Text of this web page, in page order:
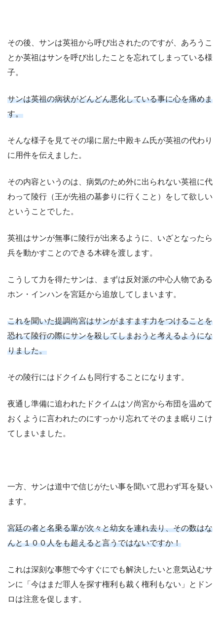
その後、サンは英祖から呼び出されたのですが、あろうこ
とか英祖はサンを呼び出したことを忘れてしまっている様
子。
サンは英祖の病状がどんどん悪化している事に心を痛めま
す。
そんな様子を見てその場に居た中殿キム氏が英祖の代わり
に用件を伝えました。
その内容というのは、病気のため外に出られない英祖に代
わって陵行（王が先祖の墓参りに行くこと）をして欲しい
ということでした。
英祖はサンが無事に陵行が出来るように、いざとなったら
兵を動かすことのできる木碑を渡します。
こうして力を得たサンは、まずは反対派の中心人物である
ホン・インハンを宮廷から追放してしまいます。
これを聞いた提調尚宮はサンがますます力をつけることを
恐れて陵行の際にサンを殺してしまおうと考えるようにな
りました。
その陵行にはドクイムも同行することになります。
夜通し準備に追われたドクイムはソ尚宮から布団を温めて
おくように言われたのにすっかり忘れてそのまま眠りこけ
てしまいました。
一方、サンは道中で信じがたい事を聞いて思わず耳を疑い
ます。
宮廷の者と名乗る輩が次々と幼女を連れ去り、その数はな
んと１００人をも超えると言うではないですか！
これは深刻な事態で今すぐにでも解決したいと意気込むサ
ンに「今はまだ罪人を探す権利も裁く権利もない」とドン
ロは注意を促します。